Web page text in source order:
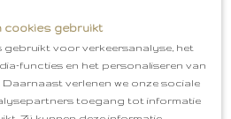
cookies gebruikt
voor verkeersanalyse, het
functies en het personaliseren van
verlenen we onze sociale
toegang tot informatie